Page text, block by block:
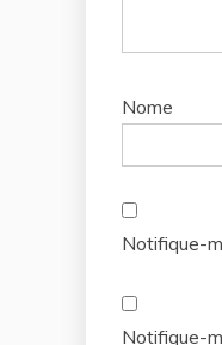
Nome
Notifique-
Notifique-